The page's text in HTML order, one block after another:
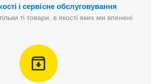
і сервісне обслуговування
ті товари, в якості яких ми впенені